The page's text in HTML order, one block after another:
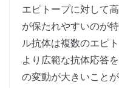
エピトープに対して
が保たれやすいのが
ル抗体は複数のエピ
より広範な抗体応答
の変動が大きいことが